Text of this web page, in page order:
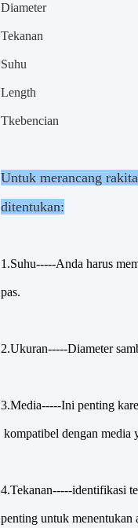
Diameter
Tekanan
Suhu
Length
Tkebencian
Untuk merancang
ditentukan:
1.Suhu-----Anda harus
pas.
2.Ukuran-----Diameter
3.Media-----Ini penting
kompatibel dengan media
4.Tekanan-----identifikasi
penting untuk menentukan